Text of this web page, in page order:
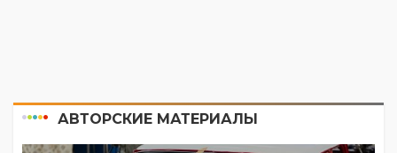
АВТОРСКИЕ МАТЕРИАЛЫ